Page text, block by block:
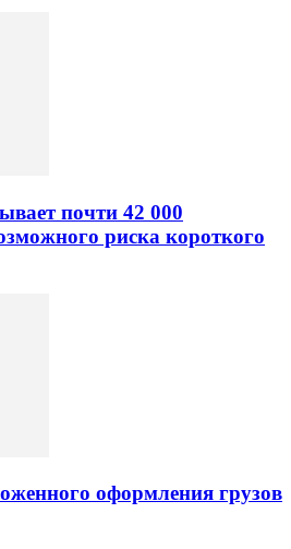
почти 42 000
риска короткого
оформления грузов